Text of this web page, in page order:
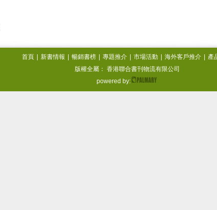
首頁 新書情報 暢銷書榜 專題推介 市場活動 海外客戶推介
產
版權全屬： 香港聯合書刊物流有限公司
powered by: